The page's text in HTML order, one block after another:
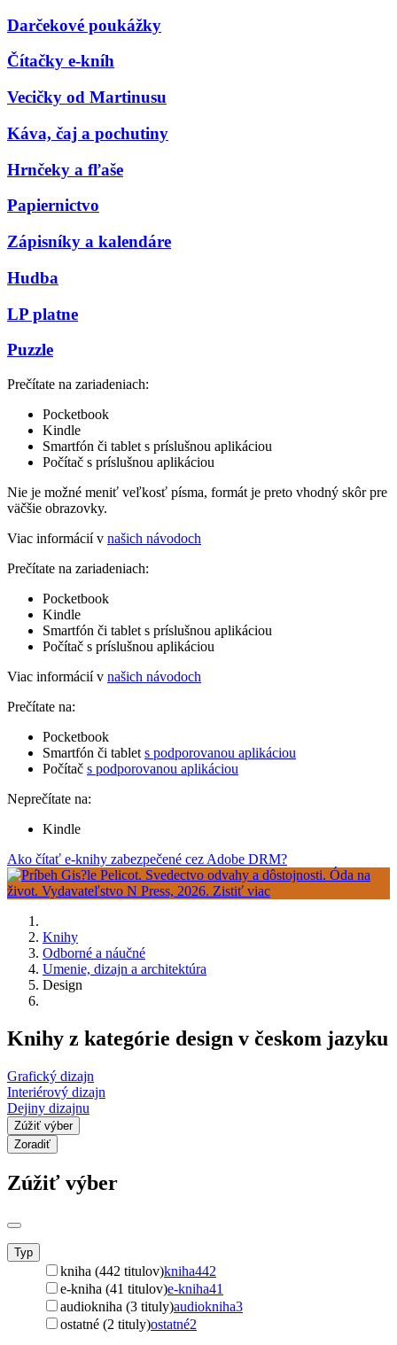
Darčekové poukážky
Čítačky e-kníh
Vecičky od Martinusu
Káva, čaj a pochutiny
Hrnčeky a fľaše
Papiernictvo
Zápisníky a kalendáre
Hudba
LP platne
Puzzle
Prečítate na zariadeniach:
Pocketbook
Kindle
Smartfón či tablet s príslušnou aplikáciou
Počítač s príslušnou aplikáciou
Nie je možné meniť veľkosť písma, formát je preto vhodný skôr pre
väčšie obrazovky.
Viac informácií v našich návodoch
Prečítate na zariadeniach:
Pocketbook
Kindle
Smartfón či tablet s príslušnou aplikáciou
Počítač s príslušnou aplikáciou
Viac informácií v našich návodoch
Prečítate na:
Pocketbook
Smartfón či tablet s podporovanou aplikáciou
Počítač s podporovanou aplikáciou
Neprečítate na:
Kindle
Ako čítať e-knihy zabezpečené cez Adobe DRM?
Knihy
Odborné a náučné
Umenie, dizajn a architektúra
Design
Knihy z kategórie design v českom jazyku
Grafický dizajn
Interiérový dizajn
Dejiny dizajnu
Zúžiť výber
Zoradiť
Zúžiť výber
Typ
kniha (442 titulov)kniha442
e-kniha (41 titulov)e-kniha41
audiokniha (3 tituly)audiokniha3
ostatné (2 tituly)ostatné2